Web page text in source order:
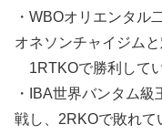
・WBOオリエンタル
オネソンチャイジムと
1RTKOで勝利してい
・IBA世界バンタム
戦し、2RKOで敗れて